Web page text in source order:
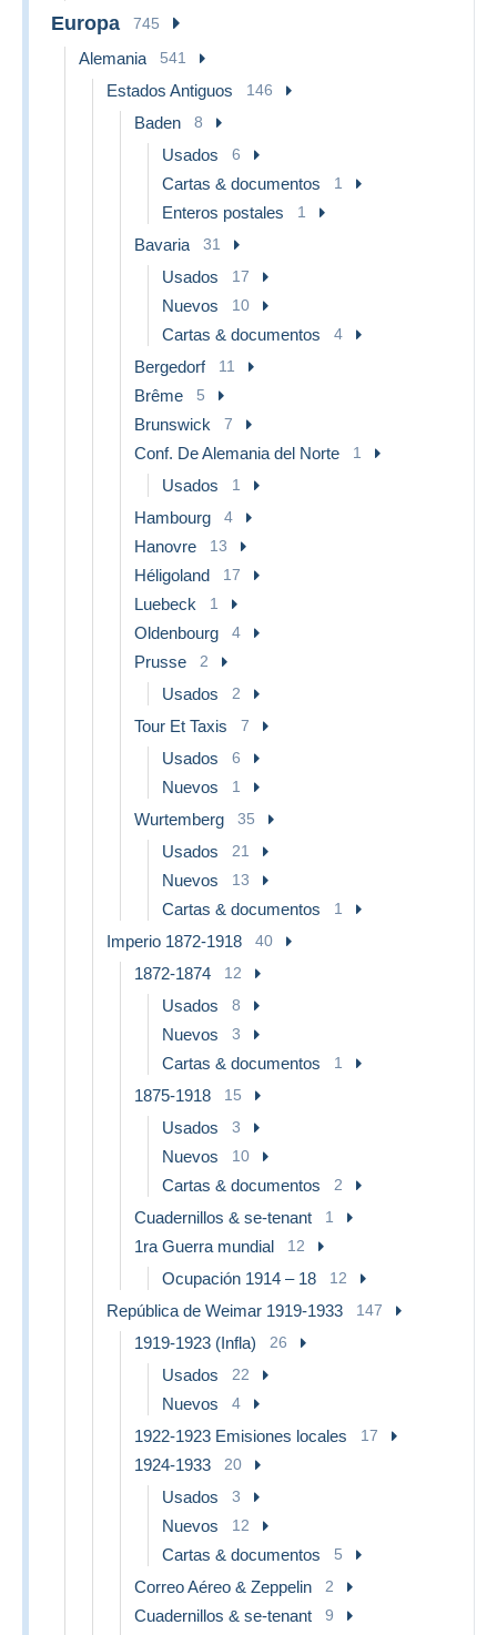
Europa 745
Alemania 541
Estados Antiguos 146
Baden 8
Usados 6
Cartas & documentos 1
Enteros postales 1
Bavaria 31
Usados 17
Nuevos 10
Cartas & documentos 4
Bergedorf 11
Brême 5
Brunswick 7
Conf. De Alemania del Norte 1
Usados 1
Hambourg 4
Hanovre 13
Héligoland 17
Luebeck 1
Oldenbourg 4
Prusse 2
Usados 2
Tour Et Taxis 7
Usados 6
Nuevos 1
Wurtemberg 35
Usados 21
Nuevos 13
Cartas & documentos 1
Imperio 1872-1918 40
1872-1874 12
Usados 8
Nuevos 3
Cartas & documentos 1
1875-1918 15
Usados 3
Nuevos 10
Cartas & documentos 2
Cuadernillos & se-tenant 1
1ra Guerra mundial 12
Ocupación 1914 – 18 12
República de Weimar 1919-1933 147
1919-1923 (Infla) 26
Usados 22
Nuevos 4
1922-1923 Emisiones locales 17
1924-1933 20
Usados 3
Nuevos 12
Cartas & documentos 5
Correo Aéreo & Zeppelin 2
Cuadernillos & se-tenant 9